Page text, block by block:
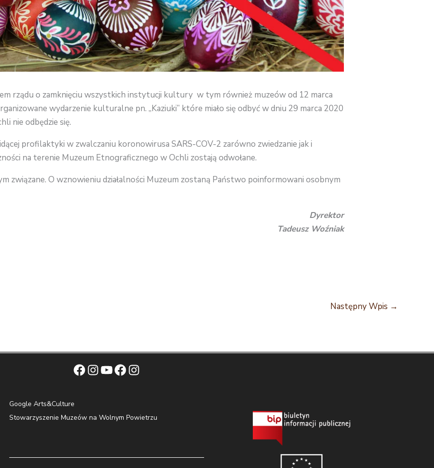
rządu o zamknięciu wszystkich instytucji kultury w tym również muzeów od 12 marca
wydarzenie kulturalne pn. „Kaziuki” które miało się odbyć w dniu 29 marca 2020
nie odbędzie się.
profilaktyki w zwalczaniu koronowirusa SARS-COV-2 zarówno zwiedzanie jak i
na terenie Muzeum Etnograficznego w Ochli zostają odwołane.
związane. O wznowieniu działalności Muzeum zostaną Państwo poinformowani osobnym
Dyrektor
Tadeusz Woźniak
Następny Wpis →
Facebook
Instagram
YouTube
Facebook
Instagram
Google Arts&Culture
Stowarzyszenie Muzeów na Wolnym Powietrzu